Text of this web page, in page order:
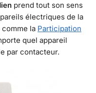
prend tout son sens
électriques de la
comme la Participation
quel appareil
par contacteur.